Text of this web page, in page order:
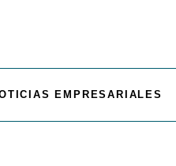
EMPRESARIALES